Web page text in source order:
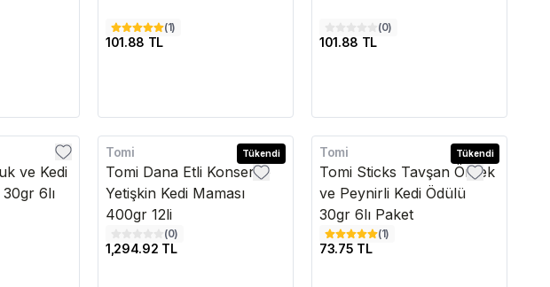
(1)
101.88 TL
(0)
101.88 TL
ve Kedi
6lı
Kargo Bedava Tükendi
Tomi
Tomi Dana Etli Konserve
Yetişkin Kedi Maması
400gr 12li
(0)
1,294.92 TL
Tükendi
Tomi
Tomi Sticks Tavşan Ördek
ve Peynirli Kedi Ödülü
30gr 6lı Paket
(1)
73.75 TL